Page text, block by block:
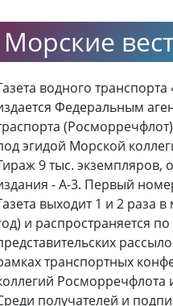
Морские
водного
Федеральным
эгидой Морской
9 тыс.
- А-3. Первый
выходит 1 и 2 раза
и распространяется
транспортных
Росморречфлота
получателей и